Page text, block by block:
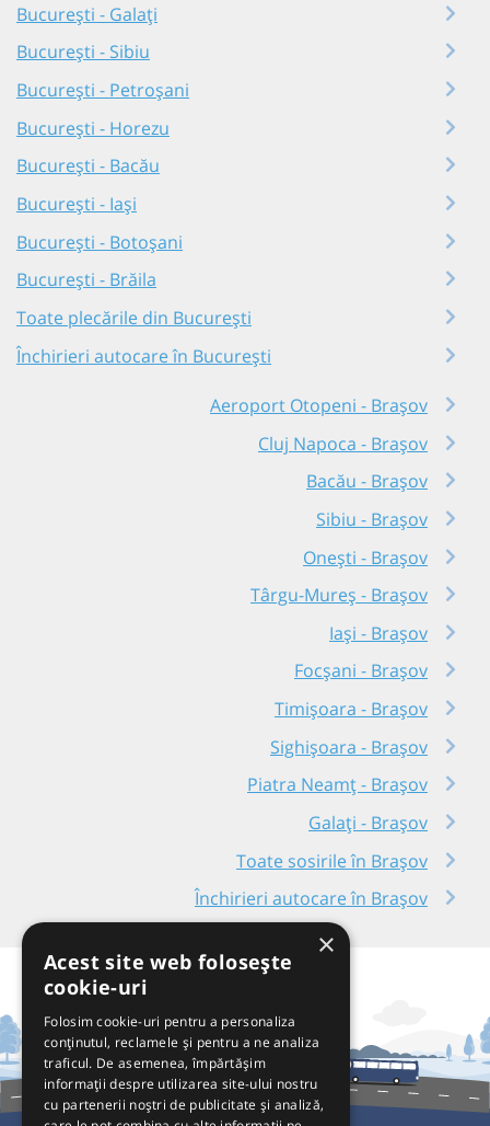
București - Galați
București - Sibiu
București - Petroșani
București - Horezu
București - Bacău
București - Iași
București - Botoșani
București - Brăila
Toate plecările din București
Închirieri autocare în București
Aeroport Otopeni - Brașov
Cluj Napoca - Brașov
Bacău - Brașov
Sibiu - Brașov
Onești - Brașov
Târgu-Mureș - Brașov
Iași - Brașov
Focșani - Brașov
Timișoara - Brașov
Sighișoara - Brașov
Piatra Neamț - Brașov
Galați - Brașov
Toate sosirile în Brașov
Închirieri autocare în Brașov
×
Acest site web folosește
cookie-uri
Folosim cookie-uri pentru a personaliza
conținutul, reclamele și pentru a ne analiza
traficul. De asemenea, împărtășim
informații despre utilizarea site-ului nostru
cu partenerii noștri de publicitate și analiză,